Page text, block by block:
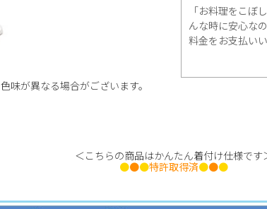
色味が異なる場合がございます。
「お料理をこぼ
んな時に安心な
料金をお支払い
＜こちらの商品はかんたん着付け仕様です
●●●特許取得済●●●